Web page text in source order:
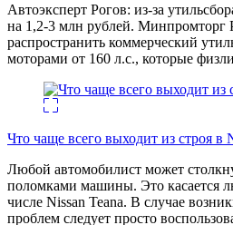
Автоэксперт Рогов: из-за
на 1,2-3 млн рублей. Минпромторг
распространить коммерческий
моторами от 160 л.с., которые
Что чаще всего выходит из строя в
Любой автомобилист может
поломками машины. Это касается
числе Nissan Teana. В случае
проблем следует просто